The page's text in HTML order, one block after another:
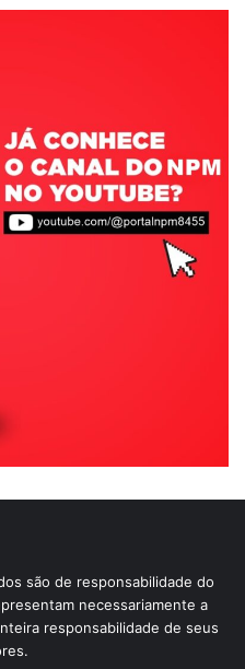
são de responsabilidade do
necessariamente a
responsabilidade de seus